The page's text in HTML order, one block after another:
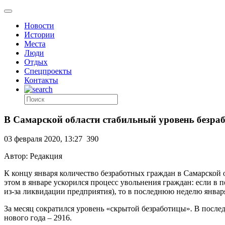
Новости
Истории
Места
Люди
Отдых
Спецпроекты
Контакты
В Самарской области стабильный уровень
03 февраля 2020, 13:27 390
Автор: Редакция
К концу января количество безработных граждан в
этом в январе ускорился процесс увольнения граждан:
из-за ликвидации предприятия), то в последнюю неделю
За месяц сократился уровень «скрытой безработицы». В
нового года – 2916.